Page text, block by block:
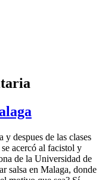
y despues de las clases
acercó al facistol y
de la Universidad de
salsa en Malaga, donde